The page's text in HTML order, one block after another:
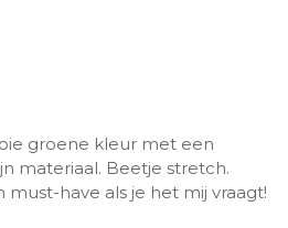
groene kleur met een
materiaal. Beetje stretch.
have als je het mij vraagt!